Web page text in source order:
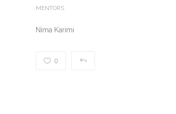
MENTORS
Nima Karimi
0